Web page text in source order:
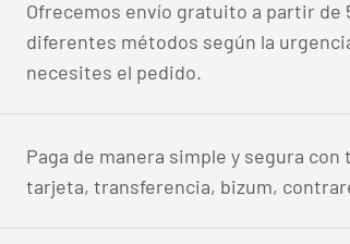
Ofrecemos envío gratuito a partir de
diferentes métodos según la
necesites el pedido.
Paga de manera simple y segura
tarjeta, transferencia, bizum,